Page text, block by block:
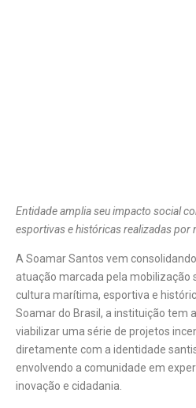
Entidade amplia seu impacto social
esportivas e históricas realizadas por
A Soamar Santos vem
atuação marcada pela mobilização
cultura marítima, esportiva e
Soamar do Brasil, a instituição tem
viabilizar uma série de projetos
diretamente com a identidade
envolvendo a comunidade em
inovação e cidadania.